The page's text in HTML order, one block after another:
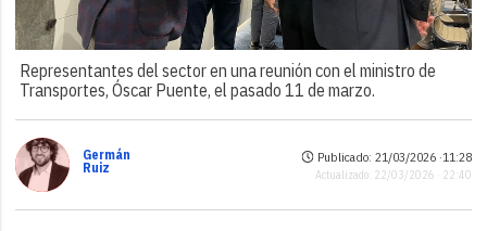
Representantes del sector en una reunión con el ministro de
Transportes, Óscar Puente, el pasado 11 de marzo.
Germán
Ruiz
Publicado: 21/03/2026 ·11:28
Actualizado: 22/03/2026 · 22:40